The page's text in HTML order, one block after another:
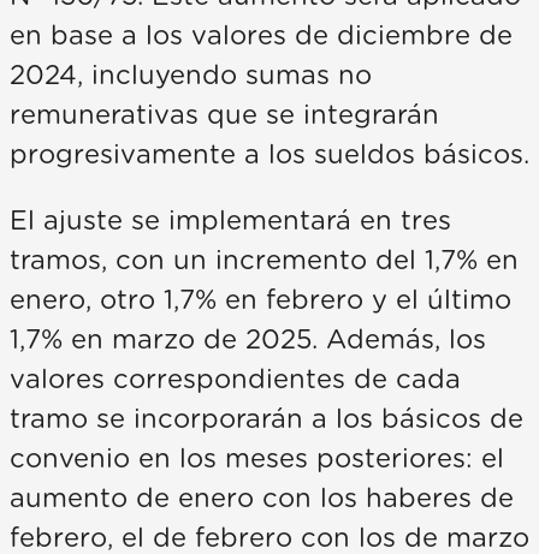
en base a los valores de diciembre de
2024, incluyendo sumas no
remunerativas que se integrarán
progresivamente a los sueldos básicos.
El ajuste se implementará en tres
tramos, con un incremento del 1,7% en
enero, otro 1,7% en febrero y el último
1,7% en marzo de 2025. Además, los
valores correspondientes de cada
tramo se incorporarán a los básicos de
convenio en los meses posteriores: el
aumento de enero con los haberes de
febrero, el de febrero con los de marzo